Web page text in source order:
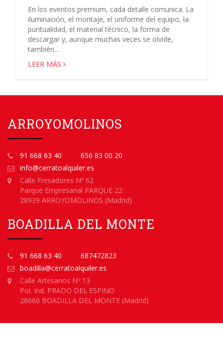
En los eventos premium, cada detalle comunica. La
iluminación, el montaje, el uniforme del equipo, la
puntualidad, el material técnico, la forma de
descargar y, aunque muchas veces se olvide,
también...
LEER MÁS
ARROYOMOLINOS
91 668 63 40
656 83 00 20
info@cerratoalquiler.es
Calle Fresadores Nº 62
Parque Empresarial PARQUE 22
28939 ARROYOMOLINOS (Madrid)
BOADILLA DEL MONTE
91 668 63 40
687472823
boadilla@cerratoalquiler.es
Calle Artesanos Nº 13
Pol. Ind. PRADO DEL ESPINO
28660 BOADILLA DEL MONTE (Madrid)